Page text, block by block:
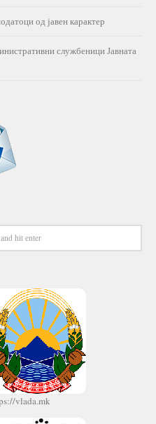
од јавен карактер
службеници Јавната
vlada.mk